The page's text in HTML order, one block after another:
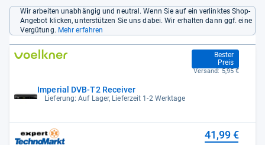
Wir arbeiten unabhängig und neutral. Wenn Sie auf ein verlinktes Shop-
Angebot klicken, unterstützen Sie uns dabei. Wir erhalten dann ggf. eine
Vergütung. Mehr erfahren
Imperial DVB-T2 Receiver
Lieferung: Auf Lager, Lieferzeit 1-2 Werktage
Bester
Preis
27,99 €
Versand: 5,95 €
41,99 €